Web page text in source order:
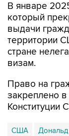
В январе
который
выдачи
территории
стране
визам.
Право на
закреплено
Конституции
США